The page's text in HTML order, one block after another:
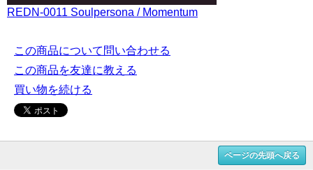
REDN-0011 Soulpersona / Momentum
この商品について問い合わせる
この商品を友達に教える
買い物を続ける
ページの先頭へ戻る